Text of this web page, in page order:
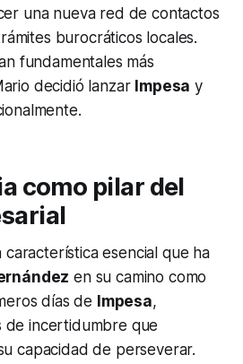
una nueva red de contactos
burocráticos locales.
fundamentales más
decidió lanzar Impesa y
como pilar del
característica esencial que ha
en su camino como
días de
Impesa,
de incertidumbre que
capacidad de perseverar.